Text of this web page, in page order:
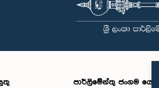
පාර්ලිමේන්තු ජංගම යෙදුම